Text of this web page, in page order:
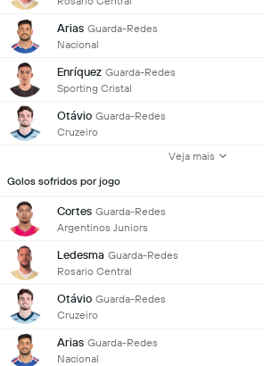
Arias Guarda-Redes
Nacional
Enríquez Guarda-Redes
Sporting Cristal
Otávio Guarda-Redes
Cruzeiro
Veja mais
Golos sofridos por jogo
Cortes Guarda-Redes
Argentinos Juniors
Ledesma Guarda-Redes
Rosario Central
Otávio Guarda-Redes
Cruzeiro
Arias Guarda-Redes
Nacional